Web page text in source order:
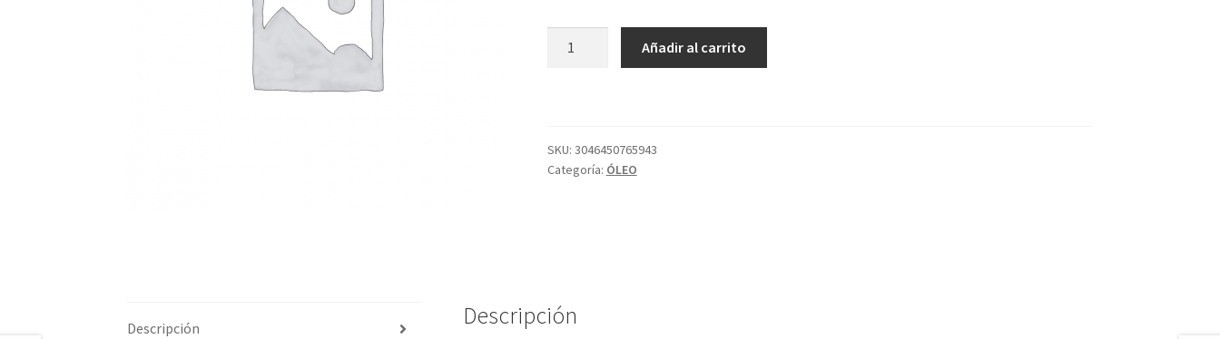
Añadir al carrito
SKU: 3046450765943
Categoría: ÓLEO
Descripción Descripción